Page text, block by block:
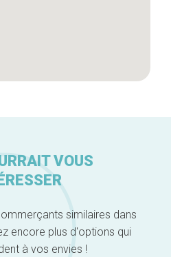
VOUS
similaires dans
encore plus d'options qui
à vos envies !